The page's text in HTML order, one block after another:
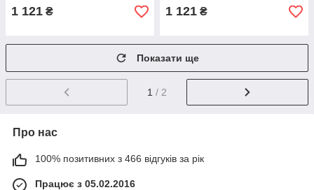
1 121 ₴ 1 121 ₴
Показати ще
1 / 2
Про нас
100% позитивних з 466 відгуків за рік
Працює з 05.02.2016